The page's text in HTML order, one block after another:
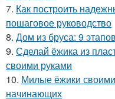
7. Как построить
пошаговое руководство
8. Дом из бруса: 9
9. Сделай ёжика из
своими руками
10. Милые ёжики
начинающих